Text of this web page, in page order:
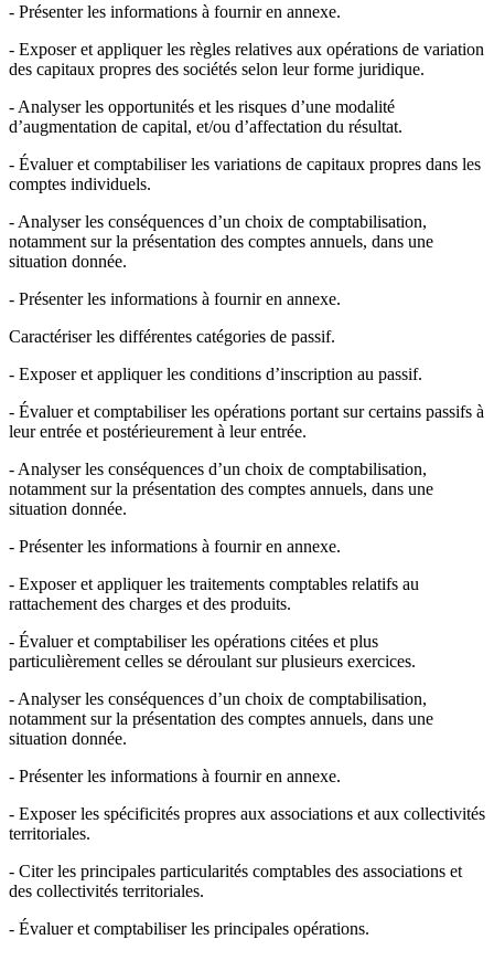
- Présenter les informations à fournir en annexe.
- Exposer et appliquer les règles relatives aux opérations de variation
des capitaux propres des sociétés selon leur forme juridique.
- Analyser les opportunités et les risques d’une modalité
d’augmentation de capital, et/ou d’affectation du résultat.
- Évaluer et comptabiliser les variations de capitaux propres dans les
comptes individuels.
- Analyser les conséquences d’un choix de comptabilisation,
notamment sur la présentation des comptes annuels, dans une
situation donnée.
- Présenter les informations à fournir en annexe.
Caractériser les différentes catégories de passif.
- Exposer et appliquer les conditions d’inscription au passif.
- Évaluer et comptabiliser les opérations portant sur certains passifs à
leur entrée et postérieurement à leur entrée.
- Analyser les conséquences d’un choix de comptabilisation,
notamment sur la présentation des comptes annuels, dans une
situation donnée.
- Présenter les informations à fournir en annexe.
- Exposer et appliquer les traitements comptables relatifs au
rattachement des charges et des produits.
- Évaluer et comptabiliser les opérations citées et plus
particulièrement celles se déroulant sur plusieurs exercices.
- Analyser les conséquences d’un choix de comptabilisation,
notamment sur la présentation des comptes annuels, dans une
situation donnée.
- Présenter les informations à fournir en annexe.
- Exposer les spécificités propres aux associations et aux collectivités
territoriales.
- Citer les principales particularités comptables des associations et
des collectivités territoriales.
- Évaluer et comptabiliser les principales opérations.